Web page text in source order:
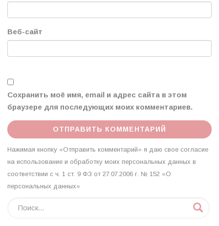
Веб-сайт
Сохранить моё имя, email и адрес сайта в этом
браузере для последующих моих комментариев.
Нажимая кнопку «Отправить комментарий» я даю свое согласие
на использование и обработку моих персональных данных в
соответствии с ч. 1 ст. 9 ФЗ от 27.07.2006 г. № 152 «О
персональных данных»